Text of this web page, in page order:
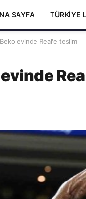
SAYFA TÜRKİYE
evinde Real'e teslim